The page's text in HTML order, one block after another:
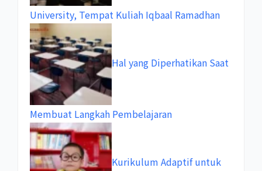
University, Tempat Kuliah Iqbaal Ramadhan
Hal yang Diperhatikan Saat
Membuat Langkah Pembelajaran
Kurikulum Adaptif untuk